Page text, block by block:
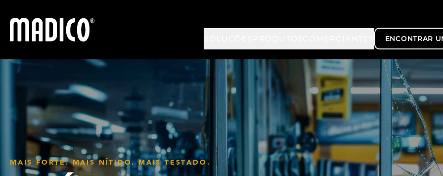
Madico
ENCONTRAR
MAIS FORTE. MAIS NÍTIDO. MAIS TESTADO.